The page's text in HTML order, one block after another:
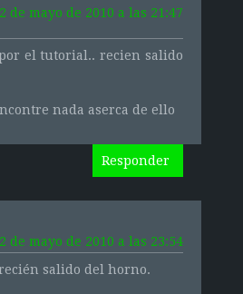
de mayo de 2010 a las 21:47
el tutorial.. recien salido
nada aserca de ello
Responder
de mayo de 2010 a las 23:54
salido del horno.